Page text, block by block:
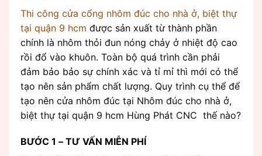
Thi công cửa cổng nhôm đúc cho nhà ở, biệt thự
tại quận 9 hcm được sản xuất từ thành phần
chính là nhôm thỏi đun nóng chảy ở nhiệt độ cao
rồi đổ vào khuôn. Toàn bộ quá trình cần phải
đảm bảo bảo sự chính xác và tỉ mỉ thì mới có thể
tạo nên sản phẩm chất lượng. Quy trình cụ thể để
tạo nên cửa nhôm đúc tại Nhôm đúc cho nhà ở,
biệt thự tại quận 9 hcm Hùng Phát CNC thế nào?
BƯỚC 1 – TƯ VẤN MIỄN PHÍ